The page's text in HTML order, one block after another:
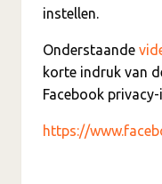
instellen.
Onderstaande
korte indruk van
Facebook
https://